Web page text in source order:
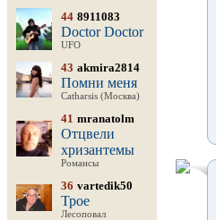
44 8911083
Doctor Doctor
UFO
43 akmira2814
Помни меня
Catharsis (Москва)
41 mranatolm
Отцвели
хризантемы
Романсы
36 vartedik50
Трое
Лесоповал